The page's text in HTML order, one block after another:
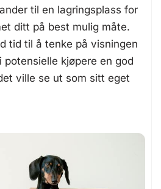
til en lagringsplass for
ditt på best mulig måte.
tid til å tenke på visningen
kjøpere en god
ville se ut som sitt eget